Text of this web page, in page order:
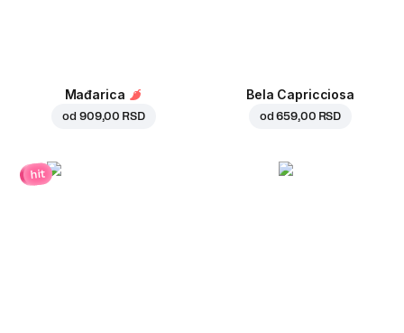
Mađarica
od 909,00 RSD
Bela Capricciosa
od659,00 RSD
hit